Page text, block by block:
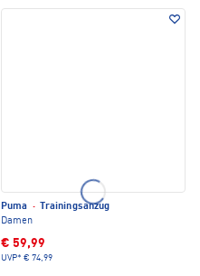
Puma ·
Trainingsanzug
Damen
€ 59,99
UVP* € 74,99